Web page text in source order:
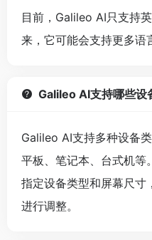
目前，Galileo AI只支持
来，它可能会支持更多语
Galileo AI支持哪些设
Galileo AI支持多种设备
平板、笔记本、台式机等
指定设备类型和屏幕尺寸
进行调整。